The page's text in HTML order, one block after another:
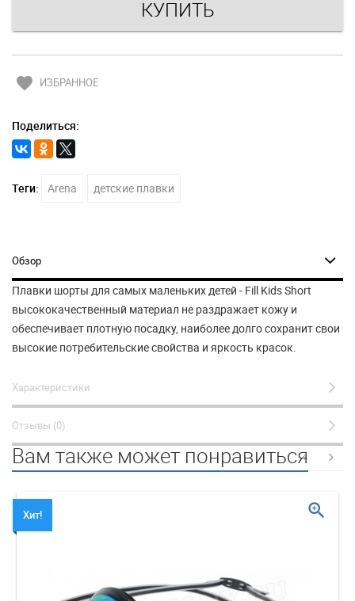
favorite ИЗБРАННОЕ
Поделиться:
Теги: Arena детские плавки
Обзор
Плавки шорты для самых маленьких детей - Fill Kids Short
высококачественный материал не раздражает кожу и
обеспечивает плотную посадку, наиболее долго сохранит свои
высокие потребительские свойства и яркость красок.
Характеристики
Отзывы (0)
Вам также может понравиться
Хит! zoom_in